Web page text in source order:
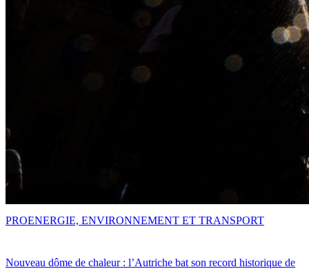
Nouveau dôme de chaleur : l’Autriche bat son record historique de
PROENERGIE, ENVIRONNEMENT ET TRANSPORT